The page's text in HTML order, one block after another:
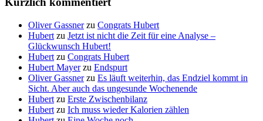
Oliver Gassnerzu Congrats Hubert
Hubert zu Jetzt ist nicht die Zeit für eine Analyse –
Glückwunsch Hubert!
Hubert zu Congrats Hubert
Hubert Mayerzu Endspurt
Oliver Gassnerzu Es läuft weiterhin, das Endziel kommt in
Sicht. Aber auch das ungesunde Wochenende
Hubert zu Erste Zwischenbilanz
Hubert zu Ich muss wieder Kalorien zählen